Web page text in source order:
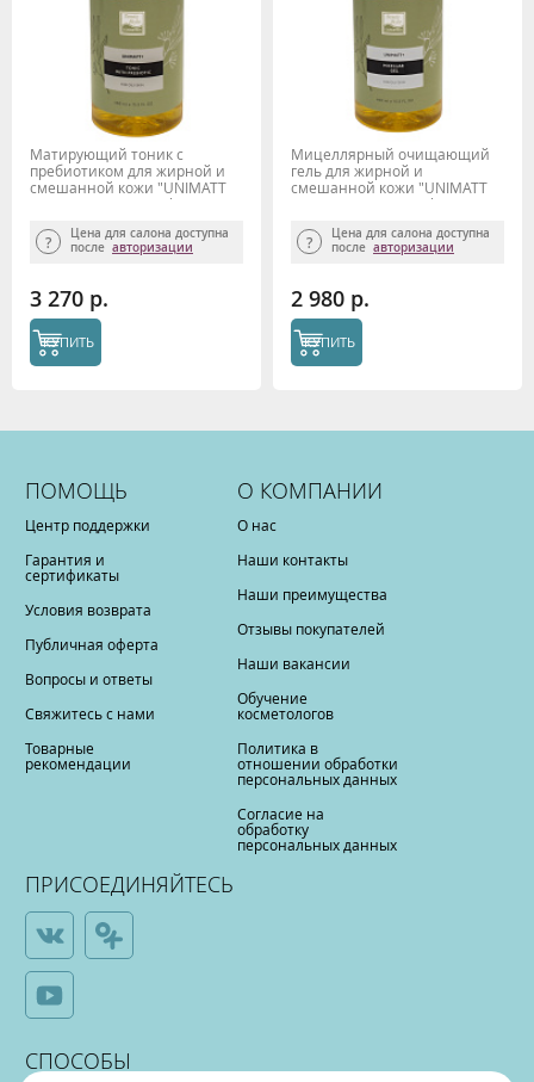
Матирующий тоник с
пребиотиком для жирной и
смешанной кожи "UNIMATT
+" 460 мл Beauty Style
Цена для салона доступна
после авторизации
3 270 р.
КУПИТЬ
Мицеллярный очищающий
гель для жирной и
смешанной кожи "UNIMATT
+" 460 мл Beauty Style
Цена для салона доступна
после авторизации
2 980 р.
КУПИТЬ
ПОМОЩЬ
Центр поддержки
Гарантия и
сертификаты
Условия возврата
Публичная оферта
Вопросы и ответы
Свяжитесь с нами
Товарные
рекомендации
О КОМПАНИИ
О нас
Наши контакты
Наши преимущества
Отзывы покупателей
Наши вакансии
Обучение
косметологов
Политика в
отношении обработки
персональных данных
Согласие на
обработку
персональных данных
ПРИСОЕДИНЯЙТЕСЬ
СПОСОБЫ